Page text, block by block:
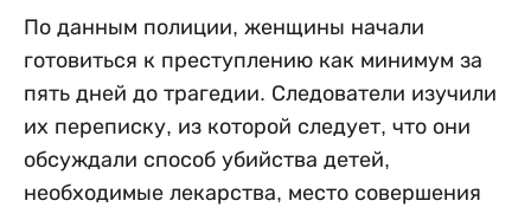
По данным полиции, женщины начали
готовиться к преступлению как минимум за
пять дней до трагедии. Следователи изучили
их переписку, из которой следует, что они
обсуждали способ убийства детей,
необходимые лекарства, место совершения